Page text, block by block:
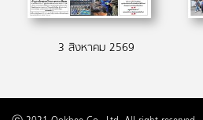
3 สิงหาคม 2569